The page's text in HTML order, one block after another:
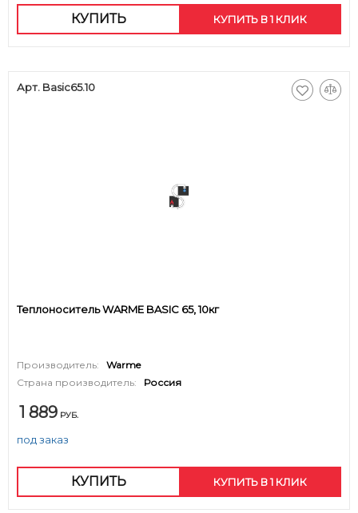
КУПИТЬ КУПИТЬ В 1 КЛИК
Арт. Basic65.10
Теплоноситель WARME BASIC 65, 10кг
Производитель:
Warme
Страна производитель:
Россия
1 889 РУБ.
под заказ
КУПИТЬ КУПИТЬ В 1 КЛИК